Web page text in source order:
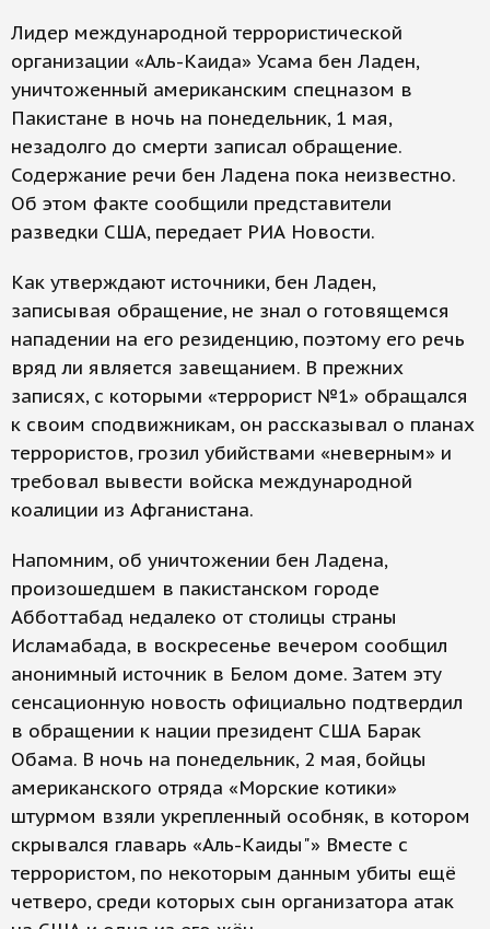
Лидер международной террористической
организации «Аль-Каида» Усама бен Ладен,
уничтоженный американским спецназом в
Пакистане в ночь на понедельник, 1 мая,
незадолго до смерти записал обращение.
Содержание речи бен Ладена пока неизвестно.
Об этом факте сообщили представители
разведки США, передает РИА Новости.
Как утверждают источники, бен Ладен,
записывая обращение, не знал о готовящемся
нападении на его резиденцию, поэтому его речь
вряд ли является завещанием. В прежних
записях, с которыми «террорист №1» обращался
к своим сподвижникам, он рассказывал о планах
террористов, грозил убийствами «неверным» и
требовал вывести войска международной
коалиции из Афганистана.
Напомним, об уничтожении бен Ладена,
произошедшем в пакистанском городе
Абботтабад недалеко от столицы страны
Исламабада, в воскресенье вечером сообщил
анонимный источник в Белом доме. Затем эту
сенсационную новость официально подтвердил
в обращении к нации президент США Барак
Обама. В ночь на понедельник, 2 мая, бойцы
американского отряда «Морские котики»
штурмом взяли укрепленный особняк, в котором
скрывался главарь «Аль-Каиды"» Вместе с
террористом, по некоторым данным убиты ещё
четверо, среди которых сын организатора атак